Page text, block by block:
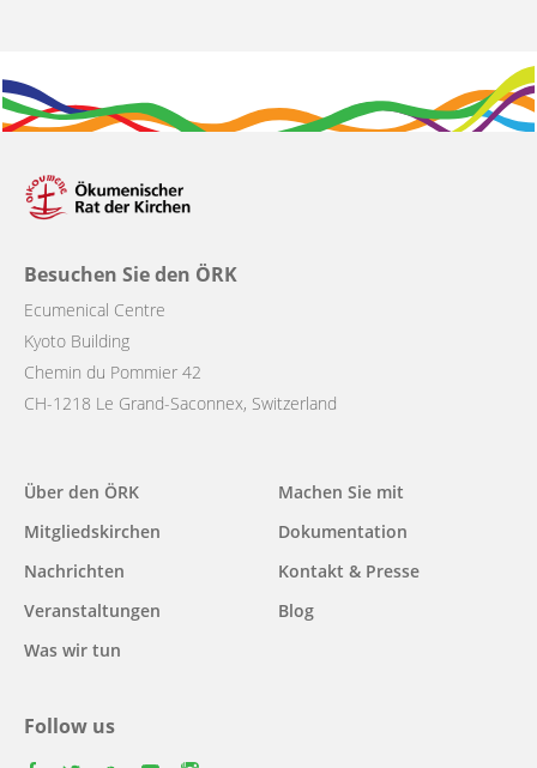
Besuchen Sie den ÖRK
Ecumenical Centre
Kyoto Building
Chemin du Pommier 42
CH-1218 Le Grand-Saconnex, Switzerland
Main
navigation
Über den ÖRK
Mitgliedskirchen
Nachrichten
Veranstaltungen
Was wir tun
Machen Sie mit
Dokumentation
Kontakt & Presse
Blog
Follow us